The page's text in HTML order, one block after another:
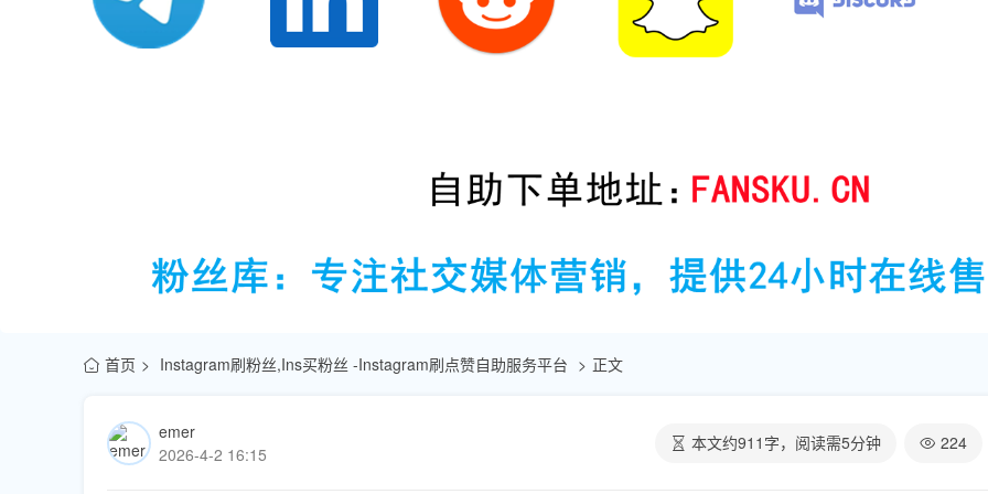
首页 Instagram刷粉丝,Ins买粉丝 -Instagram刷点赞自助服务平台 正文
emer
2026-4-2 16:15
本文约911 字，阅读需5分钟 224